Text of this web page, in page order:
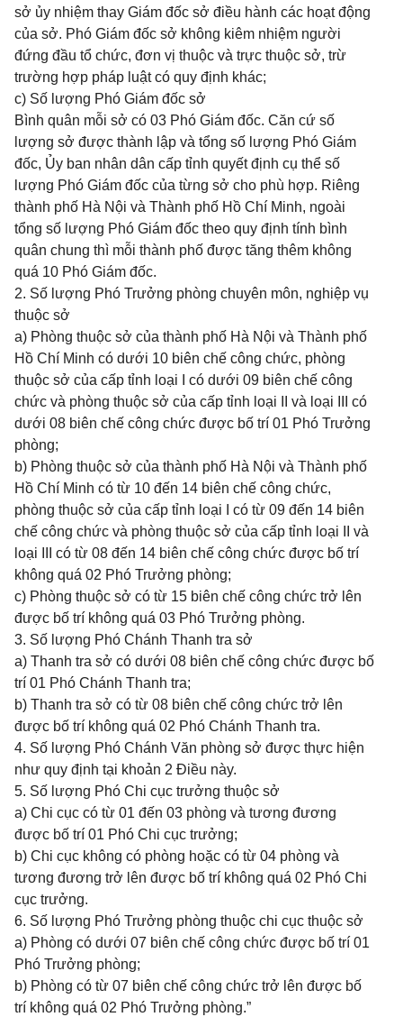
sở ủy nhiệm thay Giám đốc sở điều hành các hoạt động
của sở. Phó Giám đốc sở không kiêm nhiệm người
đứng đầu tổ chức, đơn vị thuộc và trực thuộc sở, trừ
trường hợp pháp luật có quy định khác;
c) Số lượng Phó Giám đốc sở
Bình quân mỗi sở có 03 Phó Giám đốc. Căn cứ số
lượng sở được thành lập và tổng số lượng Phó Giám
đốc, Ủy ban nhân dân cấp tỉnh quyết định cụ thể số
lượng Phó Giám đốc của từng sở cho phù hợp. Riêng
thành phố Hà Nội và Thành phố Hồ Chí Minh, ngoài
tổng số lượng Phó Giám đốc theo quy định tính bình
quân chung thì mỗi thành phố được tăng thêm không
quá 10 Phó Giám đốc.
2. Số lượng Phó Trưởng phòng chuyên môn, nghiệp vụ
thuộc sở
a) Phòng thuộc sở của thành phố Hà Nội và Thành phố
Hồ Chí Minh có dưới 10 biên chế công chức, phòng
thuộc sở của cấp tỉnh loại I có dưới 09 biên chế công
chức và phòng thuộc sở của cấp tỉnh loại II và loại III có
dưới 08 biên chế công chức được bố trí 01 Phó Trưởng
phòng;
b) Phòng thuộc sở của thành phố Hà Nội và Thành phố
Hồ Chí Minh có từ 10 đến 14 biên chế công chức,
phòng thuộc sở của cấp tỉnh loại I có từ 09 đến 14 biên
chế công chức và phòng thuộc sở của cấp tỉnh loại II và
loại III có từ 08 đến 14 biên chế công chức được bố trí
không quá 02 Phó Trưởng phòng;
c) Phòng thuộc sở có từ 15 biên chế công chức trở lên
được bố trí không quá 03 Phó Trưởng phòng.
3. Số lượng Phó Chánh Thanh tra sở
a) Thanh tra sở có dưới 08 biên chế công chức được bố
trí 01 Phó Chánh Thanh tra;
b) Thanh tra sở có từ 08 biên chế công chức trở lên
được bố trí không quá 02 Phó Chánh Thanh tra.
4. Số lượng Phó Chánh Văn phòng sở được thực hiện
như quy định tại khoản 2 Điều này.
5. Số lượng Phó Chi cục trưởng thuộc sở
a) Chi cục có từ 01 đến 03 phòng và tương đương
được bố trí 01 Phó Chi cục trưởng;
b) Chi cục không có phòng hoặc có từ 04 phòng và
tương đương trở lên được bố trí không quá 02 Phó Chi
cục trưởng.
6. Số lượng Phó Trưởng phòng thuộc chi cục thuộc sở
a) Phòng có dưới 07 biên chế công chức được bố trí 01
Phó Trưởng phòng;
b) Phòng có từ 07 biên chế công chức trở lên được bố
trí không quá 02 Phó Trưởng phòng.”